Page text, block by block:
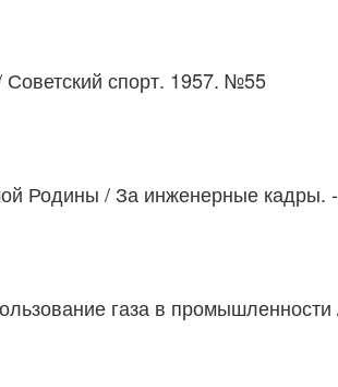
Советский спорт. 1957. №55
Родины / За инженерные кадры.
газа в промышленности